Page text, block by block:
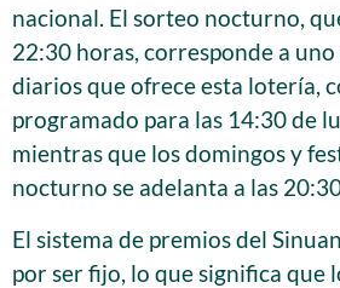
nacional. El sorteo nocturno,
22:30 horas, corresponde a uno
diarios que ofrece esta lotería,
programado para las 14:30 de
mientras que los domingos y
nocturno se adelanta a las
El sistema de premios del
por ser fijo, lo que significa que